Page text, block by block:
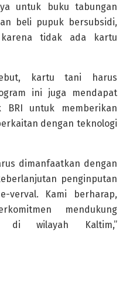
untuk buku tabungan
beli pupuk bersubsidi,
tidak ada kartu
kartu tani harus
ini juga mendapat
untuk memberikan
dengan teknologi
dimanfaatkan dengan
penginputan
verval. Kami berharap,
mendukung
di wilayah Kaltim,”